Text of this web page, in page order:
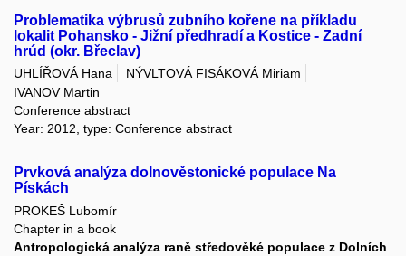
Problematika výbrusů zubního kořene na příkladu
lokalit Pohansko - Jižní předhradí a Kostice - Zadní
hrúd (okr. Břeclav)
UHLÍŘOVÁ Hana
NÝVLTOVÁ FISÁKOVÁ Miriam
IVANOV Martin
Conference abstract
Year: 2012, type: Conference abstract
Prvková analýza dolnověstonické populace Na
Pískách
PROKEŠ Lubomír
Chapter in a book
Antropologická analýza raně středověké populace z Dolních